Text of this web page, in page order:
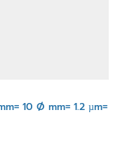
10 Ø mm= 1.2 µm=